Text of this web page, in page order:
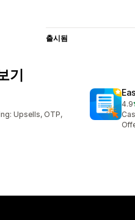
출시됨
기
Upsells, OTP,
4.9
총